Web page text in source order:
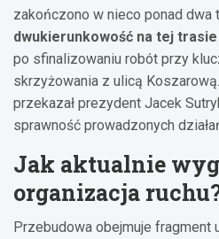
zakończono w nieco ponad dwa
dwukierunkowość na tej
po sfinalizowaniu robót przy
skrzyżowania z ulicą
przekazał prezydent Jacek
sprawność prowadzonych
Jak aktualnie
organizacja
Przebudowa obejmuje fragment